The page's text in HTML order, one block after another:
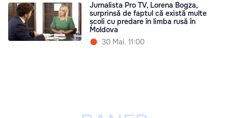
Jurnalista Pro TV, Lorena Bogza,
surprinsă de faptul că există multe
școli cu predare în limba rusă în
Moldova
30 Mai. 11:00